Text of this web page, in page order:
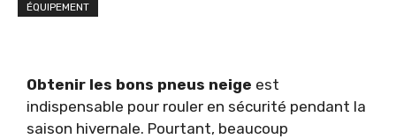
ÉQUIPEMENT
Obtenir les bons pneus neige est
indispensable pour rouler en sécurité pendant la
saison hivernale. Pourtant, beaucoup